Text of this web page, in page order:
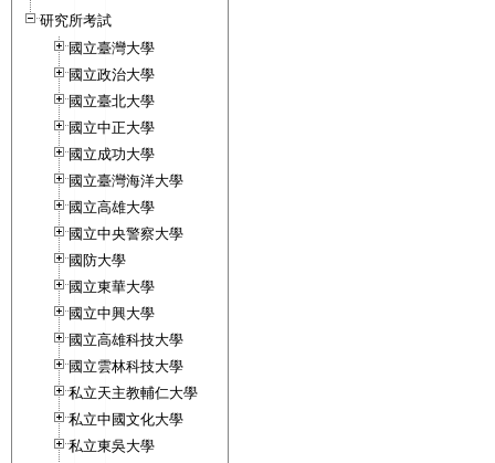
研究所考試
國立臺灣大學
國立政治大學
國立臺北大學
國立中正大學
國立成功大學
國立臺灣海洋大學
國立高雄大學
國立中央警察大學
國防大學
國立東華大學
國立中興大學
國立高雄科技大學
國立雲林科技大學
私立天主教輔仁大學
私立中國文化大學
私立東吳大學